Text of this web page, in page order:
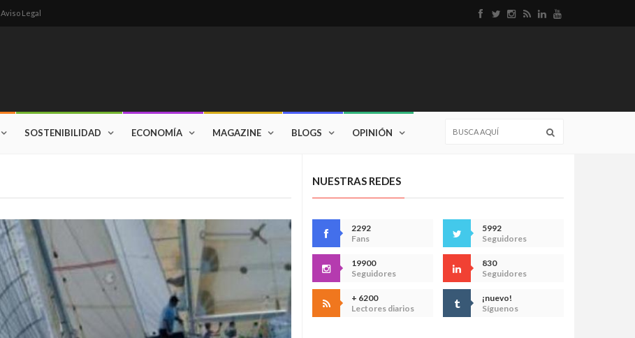
Aviso Legal
SOSTENIBILIDAD ECONOMÍA MAGAZINE BLOGS OPINIÓN
NUESTRAS REDES
2292
Fans
5992
Seguidores
19900
Seguidores
830
Seguidores
+ 6200
Lectores diarios
¡nuevo!
Síguenos